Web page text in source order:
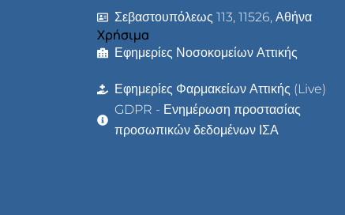
Σεβαστουπόλεως 113, 11526, Αθήνα
Χρήσιμα
Εφημερίες Νοσοκομείων Αττικής
Εφημερίες Φαρμακείων Αττικής (Live)
GDPR - Ενημέρωση προστασίας
προσωπικών δεδομένων ΙΣΑ